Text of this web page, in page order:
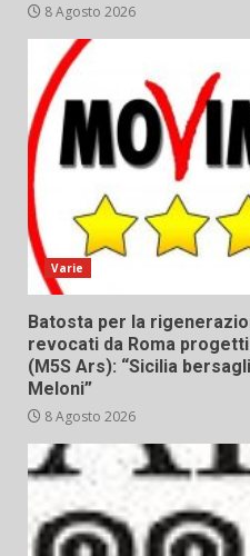
8 Agosto 2026
Varie
Batosta per la
revocati da Roma
(M5S Ars): “Sicilia
Meloni”
8 Agosto 2026